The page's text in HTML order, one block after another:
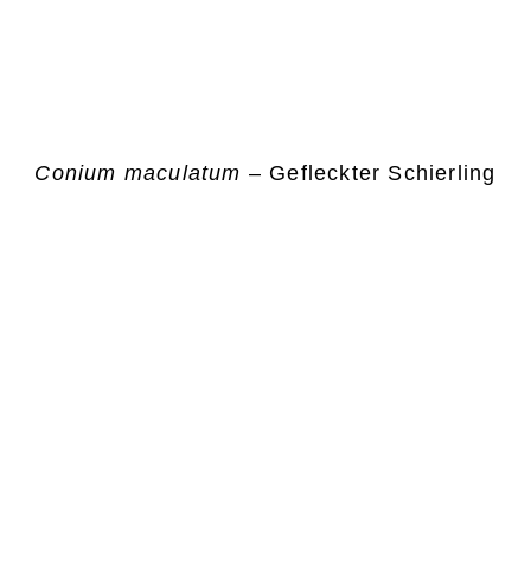
Conium maculatum – Gefleckter Schierling